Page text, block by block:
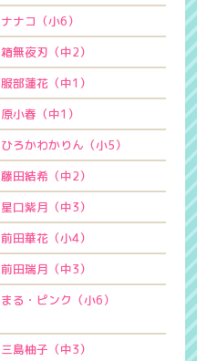
ナナコ（小6）
箱無夜刃（中2）
服部蓮花（中1）
原小春（中1）
ひろかわかりん（小5）
藤田結希（中2）
星口紫月（中3）
前田華花（小4）
前田瑞月（中3）
まる・ピンク（小6）
三島柚子（中3）